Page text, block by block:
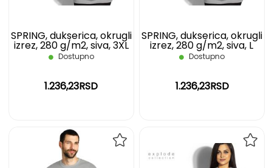
SPRING, dukserica, okrugli
izrez, 280 g/m2, siva, 3XL
Dostupno
1.236,23RSD
SPRING, dukserica, okrugli
izrez, 280 g/m2, siva, L
Dostupno
1.236,23RSD
DODAJ